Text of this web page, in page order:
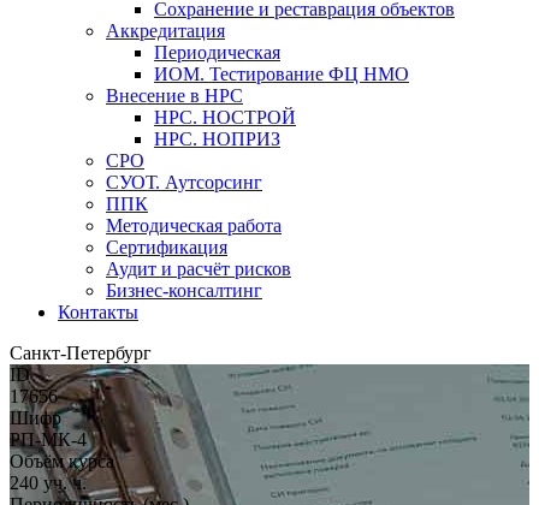
Сохранение и реставрация объектов
Аккредитация
Периодическая
ИОМ. Тестирование ФЦ НМО
Внесение в НРС
НРС. НОСТРОЙ
НРС. НОПРИЗ
СРО
СУОТ. Аутсорсинг
ППК
Методическая работа
Сертификация
Аудит и расчёт рисков
Бизнес-консалтинг
Контакты
Санкт-Петербург
ID
17656
Шифр
РП-МК-4
Объём курса
240 уч. ч.